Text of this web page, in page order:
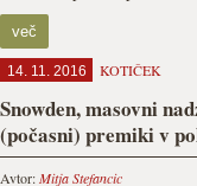
več
14. 11. 2016 KOTIČEK
Snowden, masovni
(počasni) premiki v
Avtor:Mitja Stefancic